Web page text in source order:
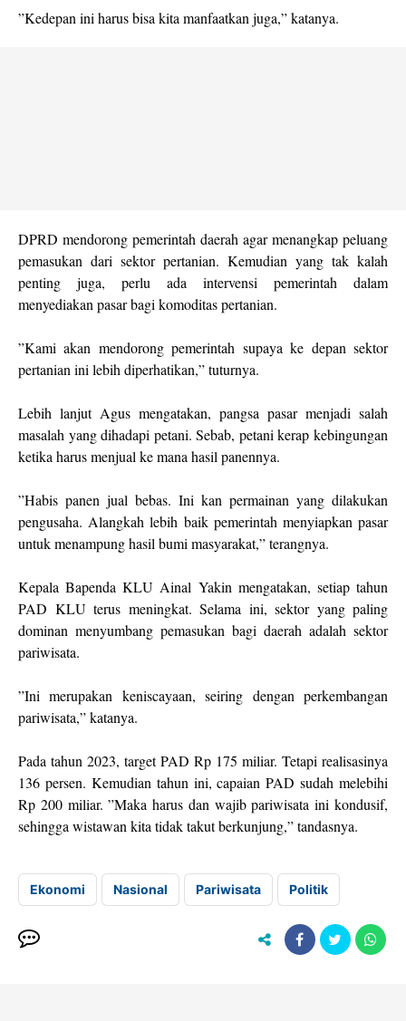
”Kedepan ini harus bisa kita manfaatkan juga,” katanya.
DPRD mendorong pemerintah daerah agar menangkap peluang
pemasukan dari sektor pertanian. Kemudian yang tak kalah
penting juga, perlu ada intervensi pemerintah dalam
menyediakan pasar bagi komoditas pertanian.
”Kami akan mendorong pemerintah supaya ke depan sektor
pertanian ini lebih diperhatikan,” tuturnya.
Lebih lanjut Agus mengatakan, pangsa pasar menjadi salah
masalah yang dihadapi petani. Sebab, petani kerap kebingungan
ketika harus menjual ke mana hasil panennya.
”Habis panen jual bebas. Ini kan permainan yang dilakukan
pengusaha. Alangkah lebih baik pemerintah menyiapkan pasar
untuk menampung hasil bumi masyarakat,” terangnya.
Kepala Bapenda KLU Ainal Yakin mengatakan, setiap tahun
PAD KLU terus meningkat. Selama ini, sektor yang paling
dominan menyumbang pemasukan bagi daerah adalah sektor
pariwisata.
”Ini merupakan keniscayaan, seiring dengan perkembangan
pariwisata,” katanya.
Pada tahun 2023, target PAD Rp 175 miliar. Tetapi realisasinya
136 persen. Kemudian tahun ini, capaian PAD sudah melebihi
Rp 200 miliar. ”Maka harus dan wajib pariwisata ini kondusif,
sehingga wistawan kita tidak takut berkunjung,” tandasnya.
Ekonomi Nasional Pariwisata Politik